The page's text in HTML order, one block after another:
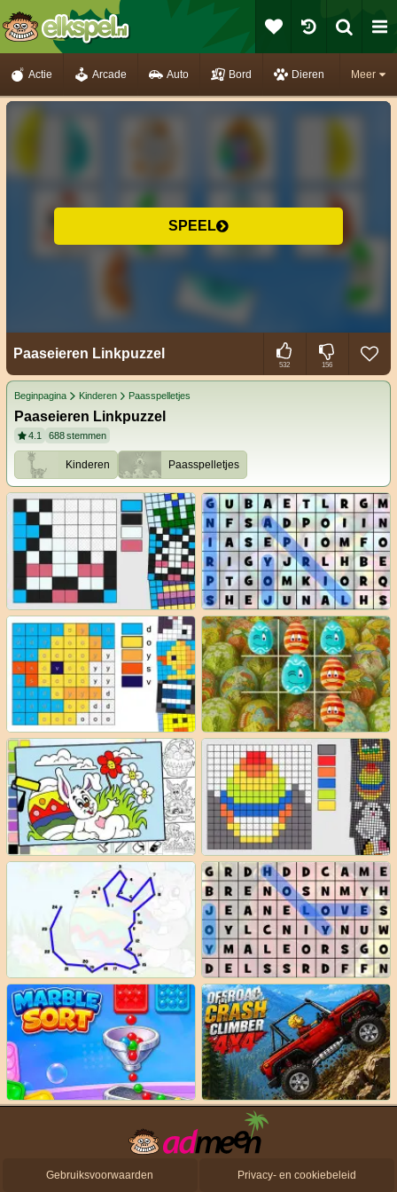
Meer
Actie Arcade Auto Bord Dieren
SPEEL
Paaseieren Linkpuzzel
532 156
Beginpagina Kinderen Paasspelletjes
Paaseieren Linkpuzzel
4.1 688stemmen
Kinderen Paasspelletjes
Gebruiksvoorwaarden Privacy- en cookiebeleid